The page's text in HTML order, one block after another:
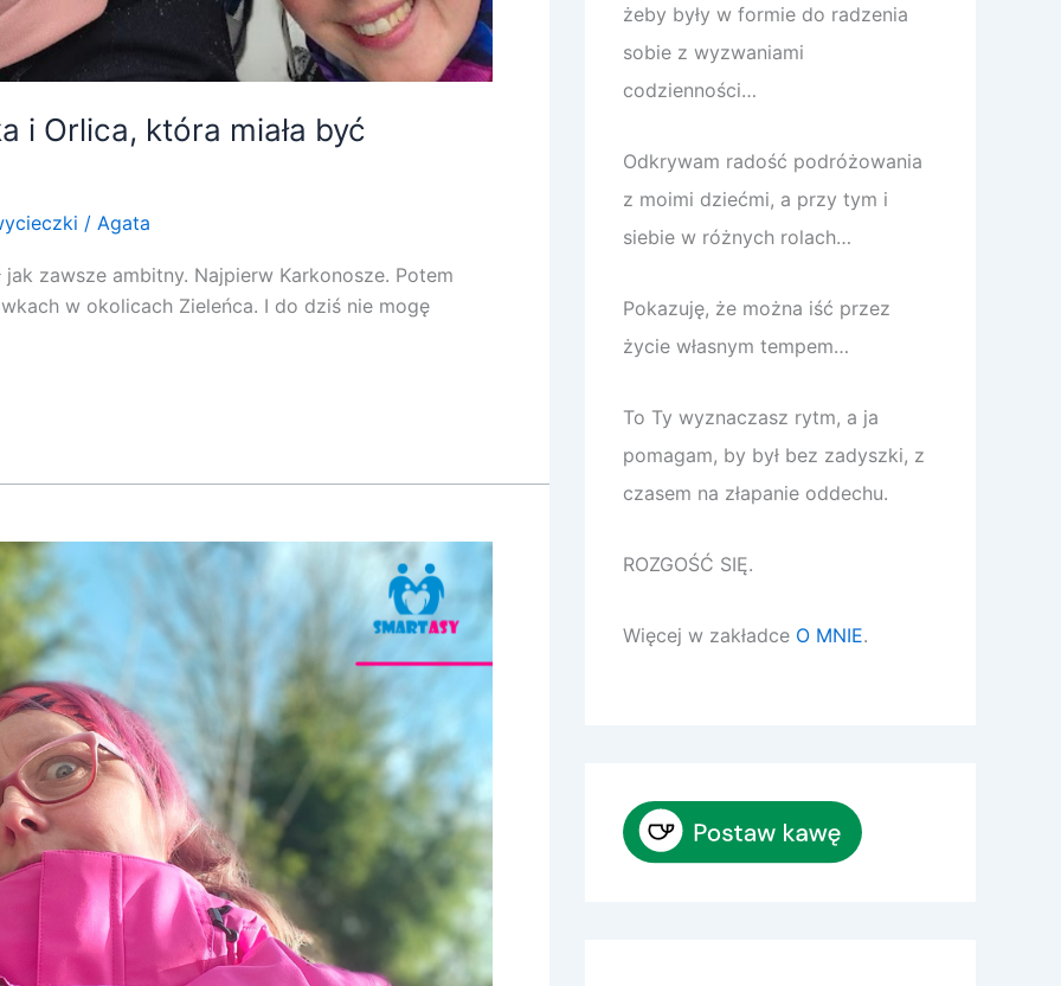
i Orlica, która miała być
/ Agata
zawsze ambitny. Najpierw Karkonosze. Potem
w okolicach Zieleńca. I do dziś nie mogę
żeby były w formie do radzenia
sobie z wyzwaniami
codzienności…
Odkrywam radość podróżowania
z moimi dziećmi, a przy tym i
siebie w różnych rolach…
Pokazuję, że można iść przez
życie własnym tempem…
To Ty wyznaczasz rytm, a ja
pomagam, by był bez zadyszki, z
czasem na złapanie oddechu.
ROZGOŚĆ SIĘ.
Więcej w zakładce O MNIE.